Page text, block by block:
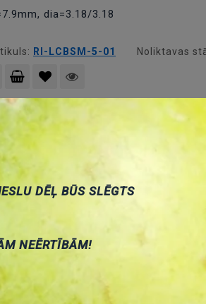
dia=3.18/3.18
RI-LCBSM-5-01 Noliktavas
Pievienot
grozam
H=12.7mm
Noliktavas
Pievienot
grozam
H=19.1mm
RI-LCBSB-12-01A Noliktavas
DĒĻ BŪS SLĒGTS
NEĒRTĪBĀM!